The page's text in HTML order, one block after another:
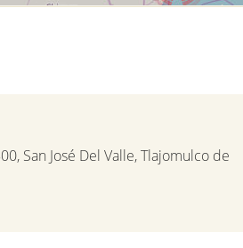
San José Del Valle, Tlajomulco de